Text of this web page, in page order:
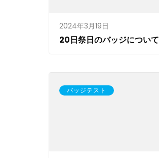
2024年3月19日
20日祭日のバッジについて
バッジテスト